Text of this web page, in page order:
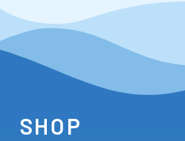
SHOP